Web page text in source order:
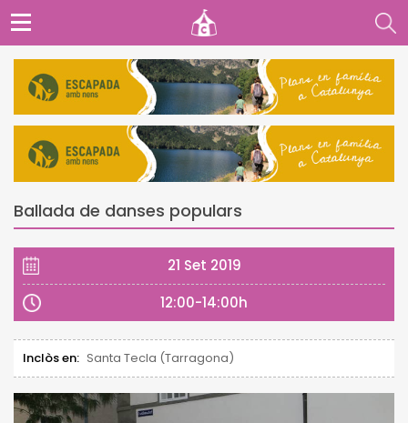
Ballada de danses populars
21 Set 2019
12:00-14:00h
Inclòs en: Santa Tecla (Tarragona)